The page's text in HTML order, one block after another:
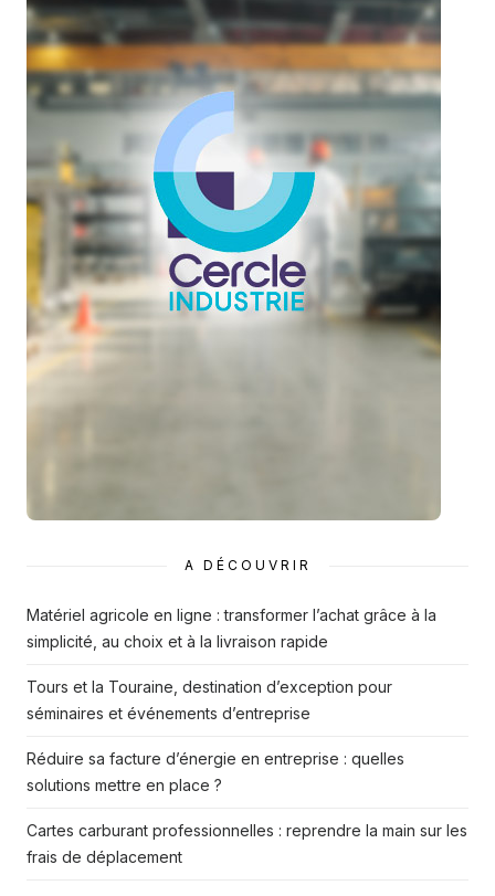
A DÉCOUVRIR
Matériel agricole en ligne : transformer l’achat grâce à la
simplicité, au choix et à la livraison rapide
Tours et la Touraine, destination d’exception pour
séminaires et événements d’entreprise
Réduire sa facture d’énergie en entreprise : quelles
solutions mettre en place ?
Cartes carburant professionnelles : reprendre la main sur les
frais de déplacement